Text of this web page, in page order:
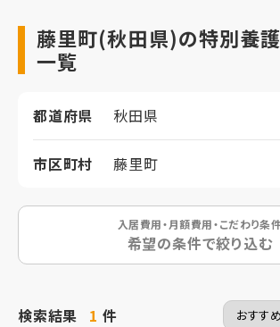
藤里町(秋田県)の特別養
一覧
都道府県 秋田県
市区町村 藤里町
入居費用・月額費用・こだわり条
希望の条件で絞り込む
検索結果 1 件